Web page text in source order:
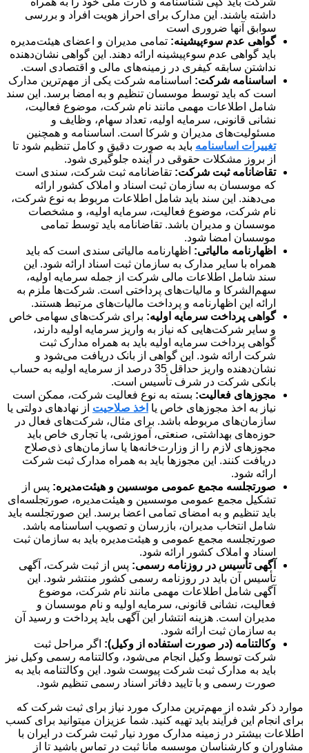
داشته باشند. این مدارک برای احراز هویت افراد و بررسی
سوابق آنها ضروری است
گواهی عدم سوءپیشینه: تمامی مدیران و اعضای هیئت‌مدیره
باید گواهی عدم سوءپیشینه ارائه دهند. این گواهی نشان‌دهنده
نداشتن سابقه کیفری در زمینه‌های مالی و اقتصادی است.
اساسنامه شرکت: اساسنامه شرکت یکی از مهم‌ترین مدارک
است که باید توسط موسسان تنظیم و به امضا برسد. این سند
شامل اطلاعات مهمی مانند نام شرکت، موضوع فعالیت،
نشانی قانونی، سرمایه اولیه، تعداد سهام، وظایف و
مسئولیت‌های مدیران و شرکا است. اساسنامه و همچنین
تغییرات اساسنامه باید به صورت دقیق و کامل تنظیم شود تا
از بروز مشکلات حقوقی در آینده جلوگیری شود.
تقاضانامه ثبت شرکت: تقاضانامه ثبت شرکت، سندی است
که موسسان به سازمان ثبت اسناد و املاک کشور ارائه
می‌دهند. این سند باید شامل اطلاعات مربوط به نوع شرکت،
نام شرکت، موضوع فعالیت، سرمایه اولیه، و مشخصات
موسسان و مدیران باشد. تقاضانامه باید توسط تمامی
موسسان امضا شود.
اظهارنامه مالیاتی: اظهارنامه مالیاتی سندی است که باید
همراه با سایر مدارک به سازمان ثبت اسناد ارائه شود. این
سند شامل اطلاعات مالی شرکت از جمله سرمایه اولیه،
سهم‌الشرکا و مالیات‌های پرداختی است. شرکت‌ها ملزم به
ارائه این اظهارنامه و پرداخت مالیات‌های مرتبط هستند.
گواهی پرداخت سرمایه اولیه: برای شرکت‌های سهامی خاص
و سایر شرکت‌هایی که نیاز به واریز سرمایه اولیه دارند،
گواهی پرداخت سرمایه اولیه باید به همراه مدارک ثبت
شرکت ارائه شود. این گواهی از بانک دریافت می‌شود و
نشان‌دهنده واریز حداقل 35 درصد از سرمایه اولیه به حساب
بانکی شرکت در شرف تأسیس است.
مجوزهای فعالیت: بسته به نوع فعالیت شرکت، ممکن است
نیاز به اخذ مجوزهای خاص یا اخذ صلاحیت از نهادهای دولتی یا
سازمان‌های مربوطه باشد. برای مثال، شرکت‌های فعال در
حوزه‌های بهداشتی، صنعتی، آموزشی، یا تجاری خاص باید
مجوزهای لازم را از وزارت‌خانه‌ها یا سازمان‌های ذی‌صلاح
دریافت کنند. این مجوزها باید به همراه مدارک ثبت شرکت
ارائه شود.
صورتجلسه مجمع عمومی موسسین و هیئت‌مدیره: پس از
تشکیل مجمع عمومی موسسین و هیئت‌مدیره، صورتجلسه‌ای
باید تنظیم و به امضای تمامی اعضا برسد. این صورتجلسه باید
شامل انتخاب مدیران، بازرسان و تصویب اساسنامه باشد.
صورتجلسه مجمع عمومی و هیئت‌مدیره باید به سازمان ثبت
اسناد و املاک کشور ارائه شود.
آگهی تأسیس در روزنامه رسمی: پس از ثبت شرکت، آگهی
تأسیس آن باید در روزنامه رسمی کشور منتشر شود. این
آگهی شامل اطلاعات مهمی مانند نام شرکت، موضوع
فعالیت، نشانی قانونی، سرمایه اولیه و نام موسسان و
مدیران است. هزینه انتشار این آگهی باید پرداخت و رسید آن
به سازمان ثبت ارائه شود.
وکالتنامه (در صورت استفاده از وکیل): اگر مراحل ثبت
شرکت توسط وکیل انجام می‌شود، وکالتنامه رسمی وکیل نیز
باید به مدارک ثبت شرکت پیوست شود. این وکالتنامه باید به
صورت رسمی و با تایید دفاتر اسناد رسمی تنظیم شود.
موارد ذکر شده از مهم‌ترین مدارک مورد نیاز برای ثبت شرکت که
برای انجام این فرآیند باید تهیه کنید. شما عزیزان می‎توانید برای کسب
اطلاعات بیشتر در زمینه مدارک مورد نیار ثبت شرکت در ایران با
مشاوران و کارشناسان موسسه مانا ثبت در تماس باشید تا از